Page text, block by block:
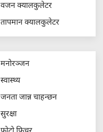
वजन क्यालकुलेटर
तापमान क्यालकुलेटर
मनोरञ्जन
स्वास्थ्य
जनता जान्न चाहन्छन
सुरक्षा